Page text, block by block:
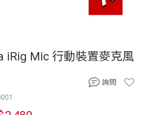
iRig Mic 行動裝置麥克風
詢問